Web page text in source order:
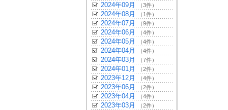
2024年09月 （3件）
2024年08月 （1件）
2024年07月 （9件）
2024年06月 （4件）
2024年05月 （4件）
2024年04月 （4件）
2024年03月 （7件）
2024年01月 （2件）
2023年12月 （4件）
2023年06月 （2件）
2023年04月 （4件）
2023年03月 （2件）